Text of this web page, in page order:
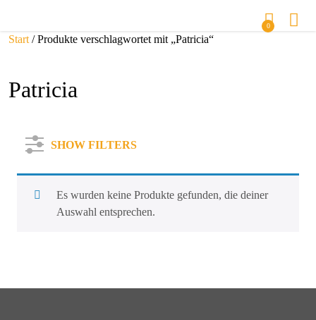
0
Start / Produkte verschlagwortet mit „Patricia“
Patricia
SHOW FILTERS
Es wurden keine Produkte gefunden, die deiner
Auswahl entsprechen.